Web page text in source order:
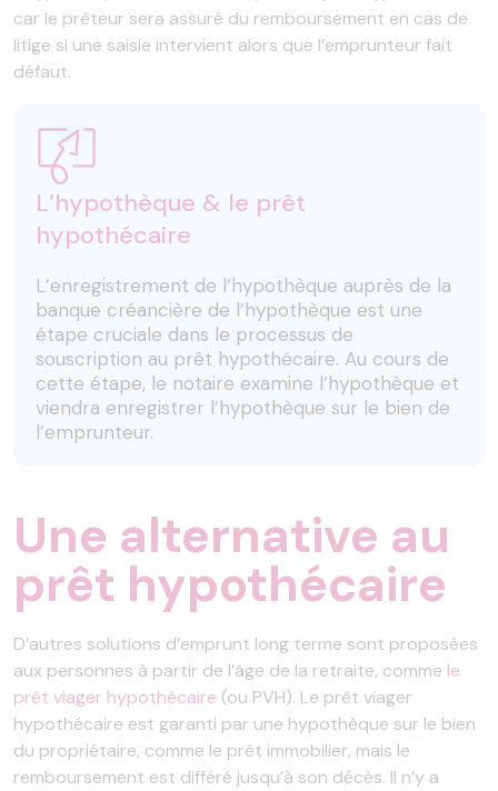
car le prêteur sera assuré du remboursement en cas de
litige si une saisie intervient alors que l’emprunteur fait
défaut.
L’hypothèque & le prêt
hypothécaire
L’enregistrement de l’hypothèque auprès de la
banque créancière de l’hypothèque est une
étape cruciale dans le processus de
souscription au prêt hypothécaire. Au cours de
cette étape, le notaire examine l’hypothèque et
viendra enregistrer l’hypothèque sur le bien de
l’emprunteur.
Une alternative au
prêt hypothécaire
D’autres solutions d’emprunt long terme sont proposées
aux personnes à partir de l’âge de la retraite, comme le
prêt viager hypothécaire (ou PVH). Le prêt viager
hypothécaire est garanti par une hypothèque sur le bien
du propriétaire, comme le prêt immobilier, mais le
remboursement est différé jusqu’à son décès. Il n’y a